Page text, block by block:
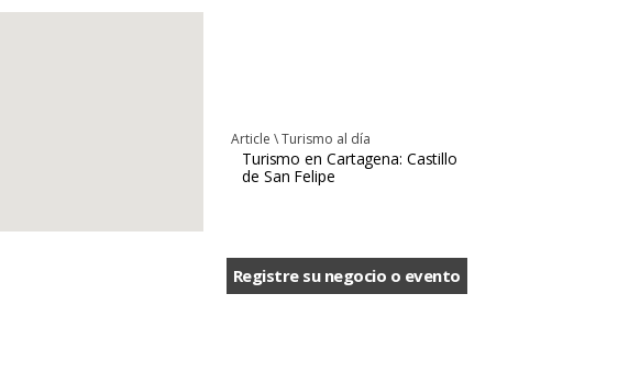
Article \Turismo al día
Turismo en Cartagena: Castillo
de San Felipe
Registre su negocio o evento